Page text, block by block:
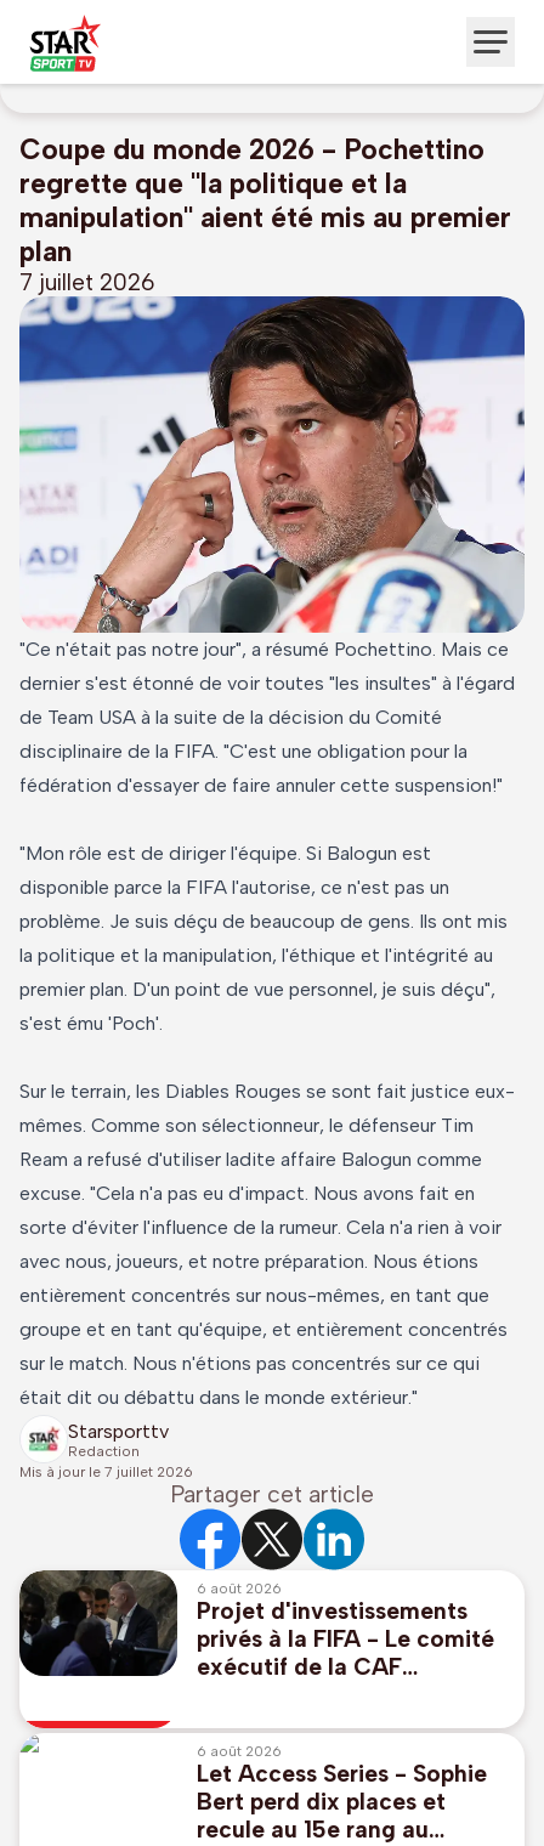
Coupe du monde 2026 - Pochettino
regrette que "la politique et la
manipulation" aient été mis au premier
plan
7 juillet 2026
"Ce n'était pas notre jour", a résumé Pochettino. Mais ce
dernier s'est étonné de voir toutes "les insultes" à l'égard
de Team USA à la suite de la décision du Comité
disciplinaire de la FIFA. "C'est une obligation pour la
fédération d'essayer de faire annuler cette suspension!"
"Mon rôle est de diriger l'équipe. Si Balogun est
disponible parce la FIFA l'autorise, ce n'est pas un
problème. Je suis déçu de beaucoup de gens. Ils ont mis
la politique et la manipulation, l'éthique et l'intégrité au
premier plan. D'un point de vue personnel, je suis déçu",
s'est ému 'Poch'.
Sur le terrain, les Diables Rouges se sont fait justice eux-
mêmes. Comme son sélectionneur, le défenseur Tim
Ream a refusé d'utiliser ladite affaire Balogun comme
excuse. "Cela n'a pas eu d'impact. Nous avons fait en
sorte d'éviter l'influence de la rumeur. Cela n'a rien à voir
avec nous, joueurs, et notre préparation. Nous étions
entièrement concentrés sur nous-mêmes, en tant que
groupe et en tant qu'équipe, et entièrement concentrés
sur le match. Nous n'étions pas concentrés sur ce qui
était dit ou débattu dans le monde extérieur."
Starsporttv
Redaction
Mis à jour le 7 juillet 2026
Partager cet article
6 août 2026
Projet d'investissements
privés à la FIFA - Le comité
exécutif de la CAF
soutien" à Infantino
6 août 2026
Let Access Series - Sophie
Bert perd dix places et
recule au 15e rang au